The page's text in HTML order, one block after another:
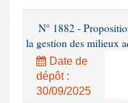
N° 1882 -
la gestion des milieux
Date de
dépôt :
30/09/2025